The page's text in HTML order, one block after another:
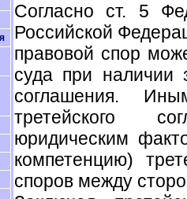
Согласно ст. 5
Российской
правовой спор
суда при наличии
соглашения.
третейского
юридическим
компетенцию)
споров между